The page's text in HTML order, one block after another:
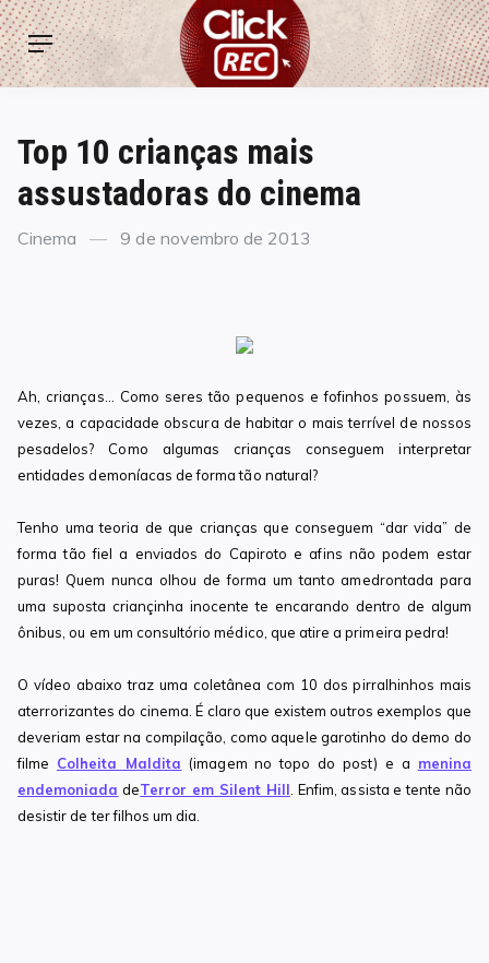
Skip
to
content
ClickREC
Menu
Top 10 crianças mais
assustadoras do cinema
Categories
Cinema
Posted
9 de novembro de 2013
Ah, crianças… Como seres tão pequenos e fofinhos possuem, às
vezes, a capacidade obscura de habitar o mais terrível de nossos
pesadelos? Como algumas crianças conseguem interpretar
entidades demoníacas de forma tão natural?
Tenho uma teoria de que crianças que conseguem “dar vida” de
forma tão fiel a enviados do Capiroto e afins não podem estar
puras! Quem nunca olhou de forma um tanto amedrontada para
uma suposta criançinha inocente te encarando dentro de algum
ônibus, ou em um consultório médico, que atire a primeira pedra!
O vídeo abaixo traz uma coletânea com 10 dos pirralhinhos mais
aterrorizantes do cinema. É claro que existem outros exemplos que
deveriam estar na compilação, como aquele garotinho do demo do
filme Colheita Maldita (imagem no topo do post) e a menina
endemoniada deTerror em Silent Hill . Enfim, assista e tente não
desistir de ter filhos um dia.